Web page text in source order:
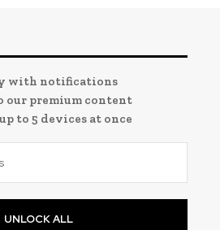
with notifications
our premium content
to 5 devices at once
UNLOCK ALL